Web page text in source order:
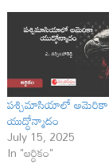
పశ్చిమాసియాలో అమెరికా
యుద్ధోన్మాదం
July 15, 2025
In "ఆర్ధికం"